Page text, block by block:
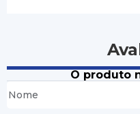
O produto